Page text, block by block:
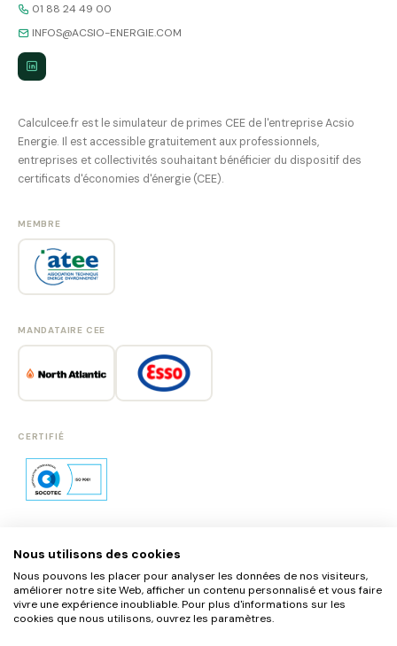
01 88 24 49 00
INFOS@ACSIO-ENERGIE.COM
Calculcee.fr est le simulateur de primes CEE de l'entreprise Acsio
Energie. Il est accessible gratuitement aux professionnels,
entreprises et collectivités souhaitant bénéficier du dispositif des
certificats d'économies d'énergie (CEE).
MEMBRE
MANDATAIRE CEE
CERTIFIÉ
SE CONNECTER
S'INSCRIRE
MENTIONS LÉGALES
Nous utilisons des cookies
Nous pouvons les placer pour analyser les données de nos visiteurs,
améliorer notre site Web, afficher un contenu personnalisé et vous faire
vivre une expérience inoubliable. Pour plus d'informations sur les
cookies que nous utilisons, ouvrez les paramètres.